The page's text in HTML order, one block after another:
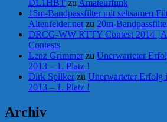
DL1HBT zu Amateurfunk
15m-Bandpassfilter mit seltsamen
Altenfelder.net zu 20m-
DRCG-WW RTTY Contest 2014 |
Contests
Lenz Grimmer zu Unerwarteter
2013 – 1. Platz !
Dirk Spilker zu Unerwarteter
2013 – 1. Platz !
Archiv